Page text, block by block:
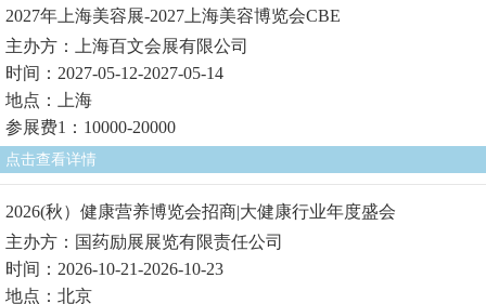
2027年上海美容展-2027上海美容博览会CBE
主办方：上海百文会展有限公司
时间：2027-05-12-2027-05-14
地点：上海
参展费1：10000-20000
点击查看详情
2026(秋）健康营养博览会招商|大健康行业年度盛会
主办方：国药励展展览有限责任公司
时间：2026-10-21-2026-10-23
地点：北京